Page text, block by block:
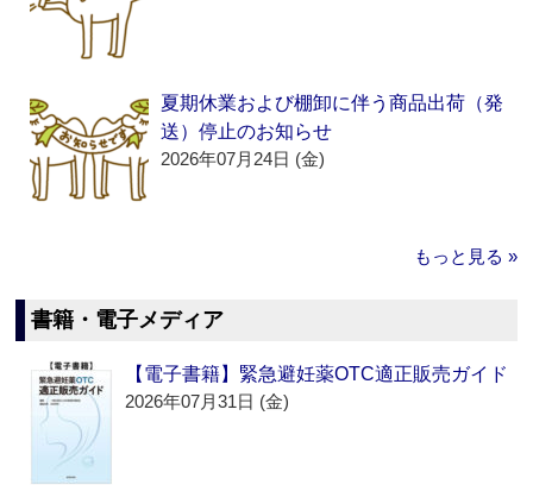
夏期休業および棚卸に伴う商品出荷（発
送）停止のお知らせ
2026年07月24日 (金)
もっと見る »
書籍・電子メディア
【電子書籍】緊急避妊薬OTC適正販売ガイド
2026年07月31日 (金)